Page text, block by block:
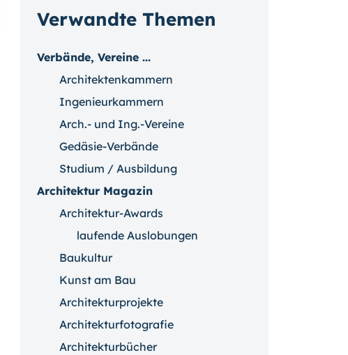
Verwandte Themen
Verbände, Vereine ...
Architektenkammern
Ingenieurkammern
Arch.- und Ing.-Vereine
Gedäsie-Verbände
Studium / Ausbildung
Architektur Magazin
Architektur-Awards
laufende Auslobungen
Baukultur
Kunst am Bau
Architekturprojekte
Architekturfotografie
Architekturbücher